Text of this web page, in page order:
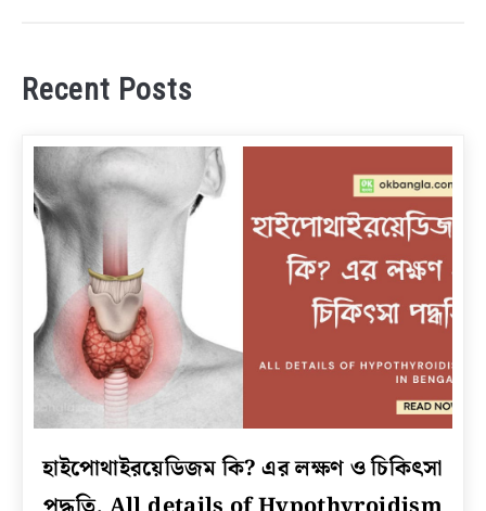
Recent Posts
link
হাইপোথাইরয়েডিজম কি? এর লক্ষণ ও চিকিৎসা